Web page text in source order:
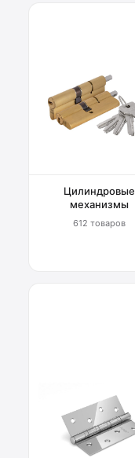
Цилиндровые
механизмы
612 товаров